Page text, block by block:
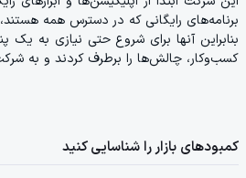
برنامه‌های رایگانی که در دسترس همه
بنابراین آنها برای شروع حتی نیازی به
کسب‌و‌کار، چالش‌ها را برطرف کردند و به
کمبودهای بازار را شناسایی کنید